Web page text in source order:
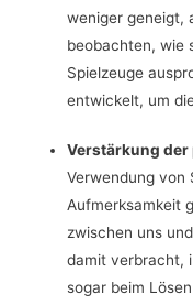
weniger geneigt,
beobachten, wie
Spielzeuge
entwickelt, um
Verstärkung
Verwendung von
Aufmerksamkeit
zwischen uns
damit verbracht,
sogar beim